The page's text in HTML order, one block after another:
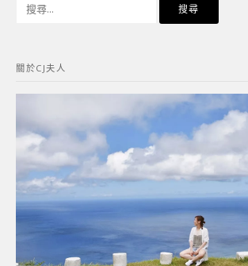
字:
關於CJ夫人